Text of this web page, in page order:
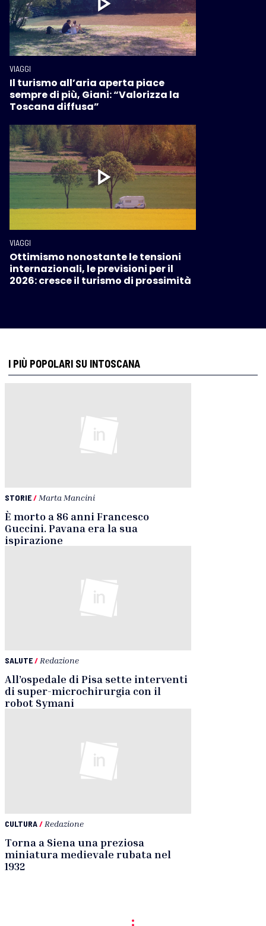
VIAGGI
Il turismo all’aria aperta piace
sempre di più, Giani: “Valorizza la
Toscana diffusa”
VIAGGI
Ottimismo nonostante le tensioni
internazionali, le previsioni per il
2026: cresce il turismo di prossimità
I PIÙ POPOLARI SU INTOSCANA
STORIE/ Marta Mancini
È morto a 86 anni Francesco
Guccini. Pavana era la sua
ispirazione
SALUTE/ Redazione
All’ospedale di Pisa sette interventi
di super-microchirurgia con il
robot Symani
CULTURA/ Redazione
Torna a Siena una preziosa
miniatura medievale rubata nel
1932